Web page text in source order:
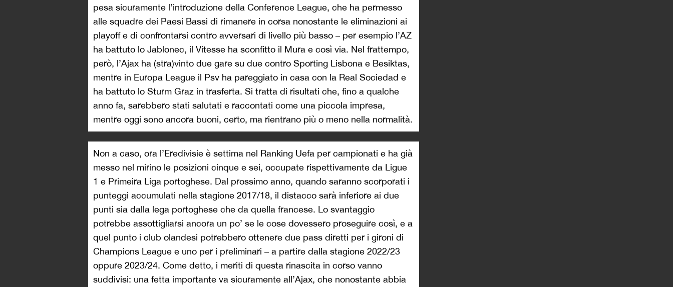
pesa sicuramente l’introduzione della Conference League, che ha permesso
alle squadre dei Paesi Bassi di rimanere in corsa nonostante le eliminazioni ai
playoff e di confrontarsi contro avversari di livello più basso – per esempio l’AZ
ha battuto lo Jablonec, il Vitesse ha sconfitto il Mura e così via. Nel frattempo,
però, l’Ajax ha (stra)vinto due gare su due contro Sporting Lisbona e Besiktas,
mentre in Europa League il Psv ha pareggiato in casa con la Real Sociedad e
ha battuto lo Sturm Graz in trasferta. Si tratta di risultati che, fino a qualche
anno fa, sarebbero stati salutati e raccontati come una piccola impresa,
mentre oggi sono ancora buoni, certo, ma rientrano più o meno nella normalità.
Non a caso, ora l’Eredivisie è settima nel Ranking Uefa per campionati e ha già
messo nel mirino le posizioni cinque e sei, occupate rispettivamente da Ligue
1 e Primeira Liga portoghese. Dal prossimo anno, quando saranno scorporati i
punteggi accumulati nella stagione 2017/18, il distacco sarà inferiore ai due
punti sia dalla lega portoghese che da quella francese. Lo svantaggio
potrebbe assottigliarsi ancora un po’ se le cose dovessero proseguire così, e a
quel punto i club olandesi potrebbero ottenere due pass diretti per i gironi di
Champions League e uno per i preliminari – a partire dalla stagione 2022/23
oppure 2023/24. Come detto, i meriti di questa rinascita in corso vanno
suddivisi: una fetta importante va sicuramente all’Ajax, che nonostante abbia